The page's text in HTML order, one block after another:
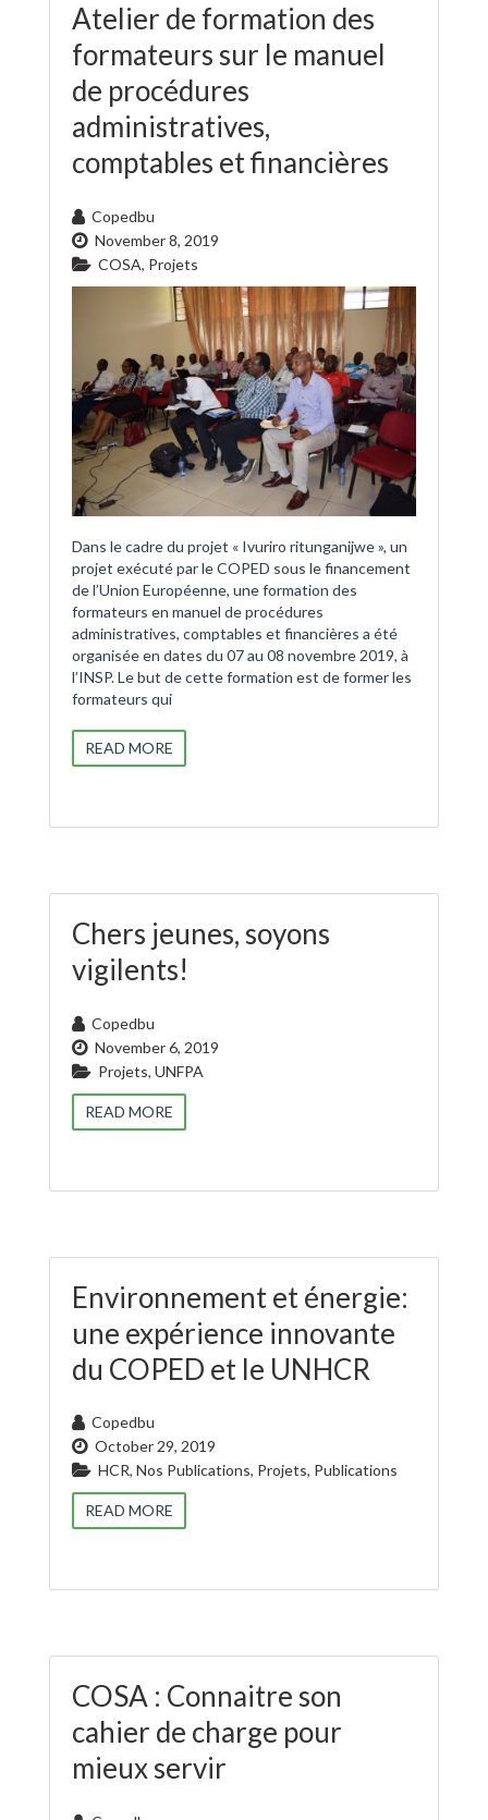
Atelier de formation des
formateurs sur le manuel
de procédures
administratives,
comptables et financières
Copedbu
November 8, 2019
COSA, Projets
Dans le cadre du projet « Ivuriro ritunganijwe », un
projet exécuté par le COPED sous le financement
de l’Union Européenne, une formation des
formateurs en manuel de procédures
administratives, comptables et financières a été
organisée en dates du 07 au 08 novembre 2019, à
l’INSP. Le but de cette formation est de former les
formateurs qui
READ MORE
Chers jeunes, soyons
vigilents!
Copedbu
November 6, 2019
Projets, UNFPA
READ MORE
Environnement et énergie:
une expérience innovante
du COPED et le UNHCR
Copedbu
October 29, 2019
HCR, Nos Publications, Projets, Publications
READ MORE
COSA : Connaitre son
cahier de charge pour
mieux servir